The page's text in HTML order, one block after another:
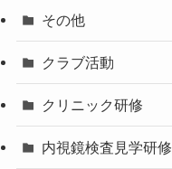
その他
クラブ活動
クリニック研修
内視鏡検査見学研修